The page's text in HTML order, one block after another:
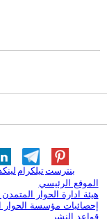
تيلكرامبنترست
الموقع الرئيسي
هيئة ادارة الحوار المتمدن
إحصائيات مؤسسة الحوار
قواعد النشر